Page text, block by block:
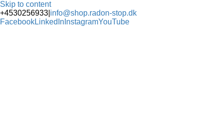
Skip to content
+4530256933 info@shop.radon-stop.dk
FacebookLinkedIn InstagramYouTube